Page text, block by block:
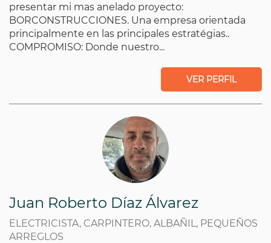
presentar mi mas anelado proyecto:
BORCONSTRUCCIONES. Una empresa orientada
principalmente en las principales estratégias..
COMPROMISO: Donde nuestro...
VER PERFIL
Juan Roberto Díaz Álvarez
ELECTRICISTA, CARPINTERO, ALBAÑIL, PEQUEÑOS
ARREGLOS